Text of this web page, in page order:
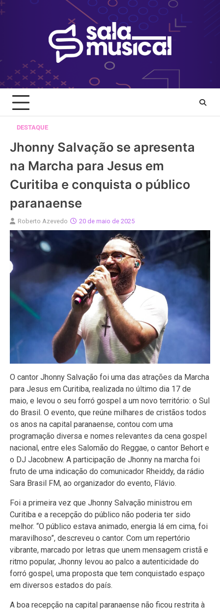
Skip
to
DESTAQUE
Jhonny Salvação se apresenta
na Marcha para Jesus em
Curitiba e conquista o público
paranaense
Roberto Azevedo 20 de maio de 2025
O cantor Jhonny Salvação foi uma das atrações da Marcha
para Jesus em Curitiba, realizada no último dia 17 de
maio, e levou o seu forró gospel a um novo território: o Sul
do Brasil. O evento, que reúne milhares de cristãos todos
os anos na capital paranaense, contou com uma
programação diversa e nomes relevantes da cena gospel
nacional, entre eles Salomão do Reggae, o cantor Behort e
o DJ Jacobnew. A participação de Jhonny na marcha foi
fruto de uma indicação do comunicador Rheiddy, da rádio
Sara Brasil FM, ao organizador do evento, Flávio.
Foi a primeira vez que Jhonny Salvação ministrou em
Curitiba e a recepção do público não poderia ter sido
melhor. “O público estava animado, energia lá em cima, foi
maravilhoso”, descreveu o cantor. Com um repertório
vibrante, marcado por letras que unem mensagem cristã e
ritmo popular, Jhonny levou ao palco a autenticidade do
forró gospel, uma proposta que tem conquistado espaço
em diversos estados do país.
A boa recepção na capital paranaense não ficou restrita à